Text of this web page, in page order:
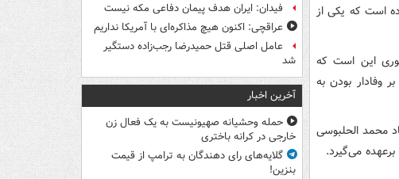
است که یکی از
این است که
سن داشته و علاوه بر وفادار بودن به
محمد الحلبوسی
می‌گیرد.
فیدان: ایران هدف پیمان دفاعی مکه نیست
عراقچی: اکنون هیچ مذاکره‌ای با آمریکا نداریم
عامل اصلی قتل حمیدرضا رجب‌زاده دستگیر
شد
آخرین اخبار
حمله وحشیانه صهیونیست به یک فعال زن
خارجی در کرانه باختری
گلایه‌های رای دهندگان به ترامپ از قیمت
بنزین!